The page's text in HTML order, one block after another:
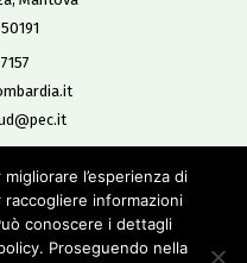
l’esperienza di
informazioni
conoscere i dettagli
Proseguendo nella